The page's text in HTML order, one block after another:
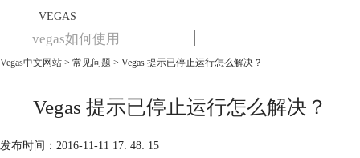
VEGAS
首页
购买
Vegas中文网站 > 常见问题 > Vegas 提示已停止运行怎么解决？
Vegas 提示已停止运行怎么解决？
发布时间：2016-11-11 17: 48: 15